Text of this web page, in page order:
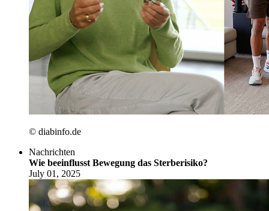
© diabinfo.de
Nachrichten
Wie beeinflusst Bewegung das Sterberisiko?
July 01, 2025